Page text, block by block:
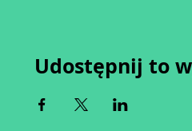
Udostępnij to